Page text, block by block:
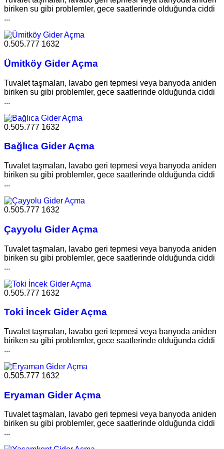
biriken su gibi problemler, gece saatlerinde olduğunda ciddi
...
0.505.777 1632
Ümitköy Gider Açma
Tuvalet taşmaları, lavabo geri tepmesi veya banyoda aniden
biriken su gibi problemler, gece saatlerinde olduğunda ciddi
...
0.505.777 1632
Bağlıca Gider Açma
Tuvalet taşmaları, lavabo geri tepmesi veya banyoda aniden
biriken su gibi problemler, gece saatlerinde olduğunda ciddi
...
0.505.777 1632
Çayyolu Gider Açma
Tuvalet taşmaları, lavabo geri tepmesi veya banyoda aniden
biriken su gibi problemler, gece saatlerinde olduğunda ciddi
...
0.505.777 1632
Toki İncek Gider Açma
Tuvalet taşmaları, lavabo geri tepmesi veya banyoda aniden
biriken su gibi problemler, gece saatlerinde olduğunda ciddi
...
0.505.777 1632
Eryaman Gider Açma
Tuvalet taşmaları, lavabo geri tepmesi veya banyoda aniden
biriken su gibi problemler, gece saatlerinde olduğunda ciddi
...